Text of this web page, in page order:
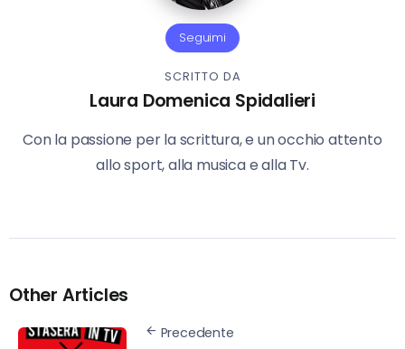
Seguimi
SCRITTO DA
Laura Domenica Spidalieri
Con la passione per la scrittura, e un occhio attento
allo sport, alla musica e alla Tv.
Other Articles
Precedente